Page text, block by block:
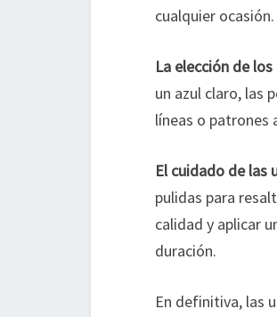
cualquier ocasión.
La elección de
un azul claro, las
líneas o patrones
El cuidado de las
pulidas para
calidad y aplicar
duración.
En definitiva, las